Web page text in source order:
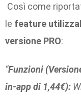
Così come
le feature
versione PRO:
“Funzioni
in-app di 1,44€):